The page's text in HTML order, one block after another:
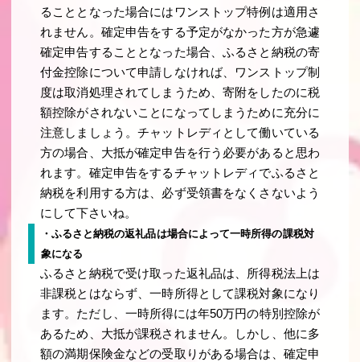
ることとなった場合にはワンストップ特例は適用さ
れません。確定申告をする予定がなかった方が急遽
確定申告することとなった場合、ふるさと納税の寄
付金控除について申請しなければ、ワンストップ制
度は取消処理されてしまうため、寄附をしたのに税
額控除がされないことになってしまうために充分に
注意しましょう。チャットレディとして働いている
方の場合、大抵が確定申告を行う必要があると思わ
れます。確定申告をするチャットレディでふるさと
納税を利用する方は、必ず受領書をなくさないよう
にして下さいね。
・ふるさと納税の返礼品は場合によって一時所得の課税対
象になる
ふるさと納税で受け取った返礼品は、所得税法上は
非課税とはならず、一時所得として課税対象になり
ます。ただし、一時所得には年50万円の特別控除が
あるため、大抵が課税されません。しかし、他に多
額の満期保険金などの受取りがある場合は、確定申